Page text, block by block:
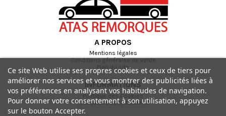
A PROPOS
Mentions légales
Conditions générales de vente
Plan du site
INFORMATIONS
Politique des Cookies
Politique de confidentialité
Ce site Web utilise ses propres cookies et ceux de tiers pour
améliorer nos services et vous montrer des publicités liées à
vos préférences en analysant vos habitudes de navigation.
Pour donner votre consentement à son utilisation, appuyez
sur le bouton Accepter.